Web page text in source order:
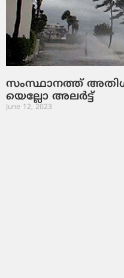
സംസ്ഥാനത്ത്
യെല്ലോ അലര്‍ട്ട്
June 12, 2023